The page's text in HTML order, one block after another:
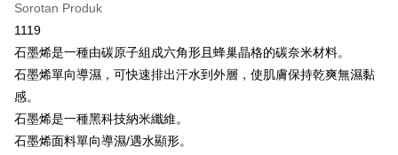
Perkhidmatan ini disediakan oleh Taiwan Mobile dan tersedia untuk
pengguna Taiwan Mobile tanpa memerlukan permohonan tambahan.
Jika anda memilih OP Pay Later sebagai kaedah pembayaran, sistem
akan mengarahkan anda secara automatik ke proses transaksi OP Pay
Later selepas pesanan dibuat. Anda perlu mengesahkan nombor telefon
akhir pembayaran. Transaksi akan dianggap selesai setelah pembayaran
disahkan.
Deskripsi
Pertama, Mengenai Perkhidmatan AFTEE Beli Sekarang Bayar Kemudian
1. Dengan memilih AFTEE sebagai kaedah pembayaran, mesej
pengesahan AFTEE akan muncul.
2. Anda boleh meneruskan pembayaran selepas pengesahan SMS.
3. Tiada bayaran diperlukan apabila pesanan disahkan. Produk akan
dihantar ke alamat yang ditetapkan.
4. Setelah pesanan disahkan, anda akan menerima SMS pembayaran
manakala ahli aplikasi akan menerima pemberitahuan tolak aplikasi
Hami Point
Deskripsi
「Hami Point」為中華電信所提供之點數服務，可於會員專區綁定中華電信
Pemindahan ATM
Tunai semasa Penghantaran
Sorotan Produk
1119
石墨烯是一種由碳原子組成六角形且蜂巢晶格的碳奈米材料。
石墨烯單向導濕，可快速排出汗水到外層，使肌膚保持乾爽無濕黏
感。
石墨烯是一種黑科技納米纖維。
石墨烯面料單向導濕/遇水顯形。